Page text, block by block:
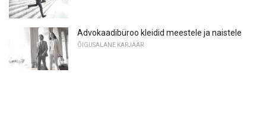
Advokaadibüroo kleidid meestele ja naistele
ÕIGUSALANE KARJÄÄR